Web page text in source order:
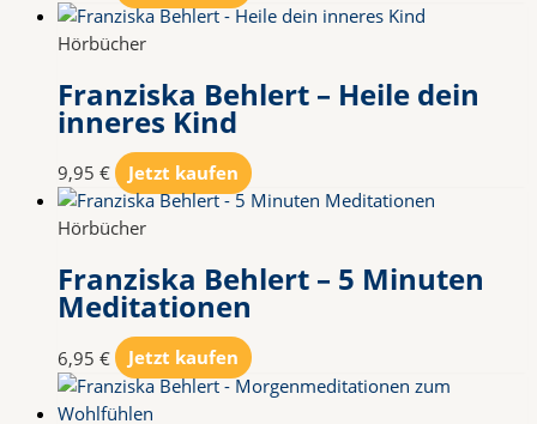
Hörbücher
Franziska Behlert – Heile dein
inneres Kind
9,95 € Jetzt kaufen
Hörbücher
Franziska Behlert – 5 Minuten
Meditationen
6,95 € Jetzt kaufen